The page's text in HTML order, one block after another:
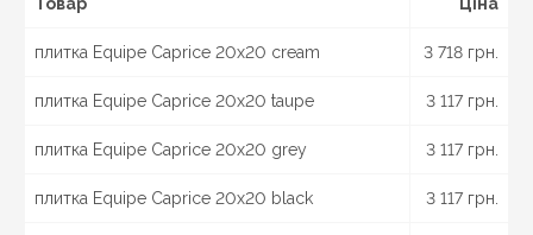
плитка Equipe Caprice 20x20 cream 3 718 грн.
плитка Equipe Caprice 20x20 taupe 3 117 грн.
плитка Equipe Caprice 20x20 grey 3 117 грн.
плитка Equipe Caprice 20x20 black 3 117 грн.